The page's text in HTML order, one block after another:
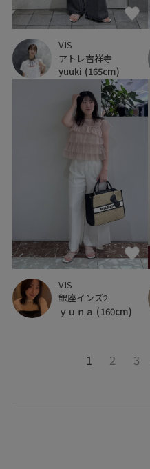
VIS
アトレ吉祥寺
yuuki (165cm)
VIS
銀座インズ2
ｙｕｎａ (160cm)
1 2 3